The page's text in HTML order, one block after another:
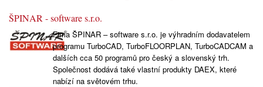
ŠPINAR - software s.r.o.
Fima ŠPINAR – software s.r.o. je výhradním dodavatelem
programu TurboCAD, TurboFLOORPLAN, TurboCADCAM a
dalších cca 50 programů pro český a slovenský trh.
Společnost dodává také vlastní produkty DAEX, které
nabízí na světovém trhu.